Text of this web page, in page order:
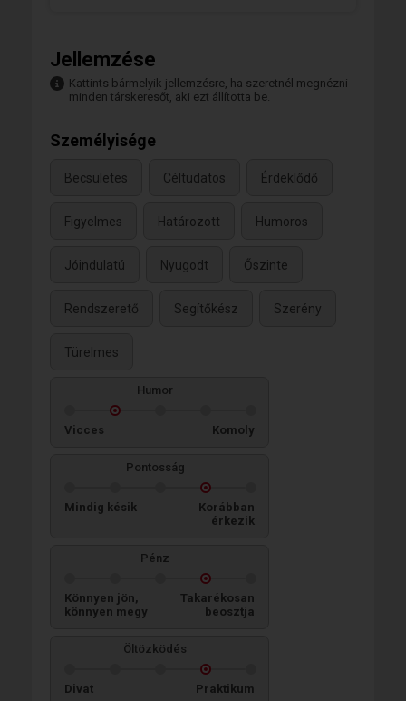
Jellemzése
Kattints bármelyik jellemzésre, ha szeretnél megnézni
minden társkeresőt, aki ezt állította be.
Személyisége
Becsületes Céltudatos Érdeklődő
Figyelmes Határozott Humoros
Jóindulatú Nyugodt Őszinte
Rendszerető Segítőkész Szerény
Türelmes
Humor
Vicces Komoly
Pontosság
Mindig késik
Korábban
érkezik
Pénz
Könnyen jön,
könnyen megy
Takarékosan
beosztja
Öltözködés
Divat Praktikum